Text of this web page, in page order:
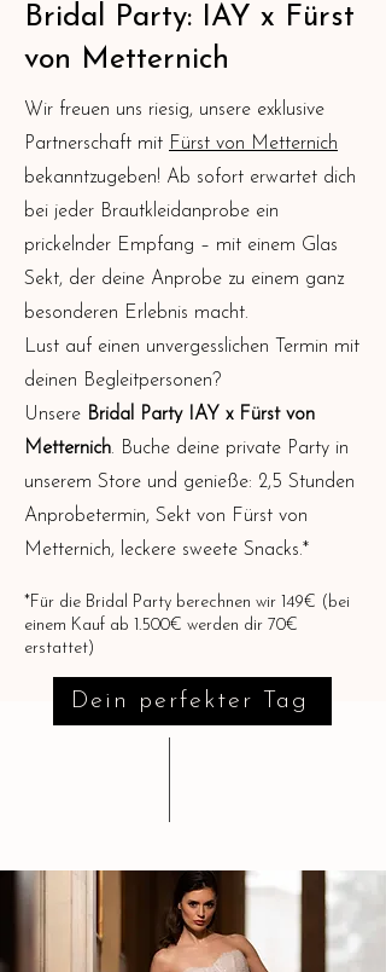
Bridal Party: IAY x Fürst
von Metternich
Wir freuen uns riesig, unsere exklusive
Partnerschaft mit Fürst von Metternich
bekanntzugeben! Ab sofort erwartet dich
bei jeder Brautkleidanprobe ein
prickelnder Empfang – mit einem Glas
Sekt, der deine Anprobe zu einem ganz
besonderen Erlebnis macht.
Lust auf einen unvergesslichen Termin mit
deinen Begleitpersonen?
Unsere Bridal Party IAY x Fürst von
Metternich. Buche deine private Party in
unserem Store und genieße: 2,5 Stunden
Anprobetermin, Sekt von Fürst von
Metternich, leckere sweete Snacks.*
*Für die Bridal Party berechnen wir 149€ (bei
einem Kauf ab 1.500€ werden dir 70€
erstattet)
Dein perfekter Tag